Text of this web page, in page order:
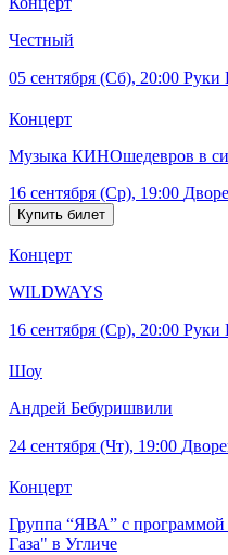
Честный
05 сентября (Сб), 20:00 Руки
Концерт
Музыка КИНОшедевров в
16 сентября (Ср), 19:00
Концерт
WILDWAYS
16 сентября (Ср), 20:00 Руки
Шоу
Андрей Бебуришвили
24 сентября (Чт), 19:00
Концерт
Группа “ЯВА” с
Газа" в Угличе